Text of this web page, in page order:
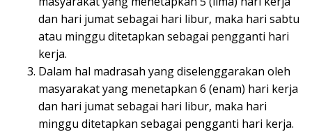
dan hari jumat sebagai hari libur, maka hari sabtu
atau minggu ditetapkan sebagai pengganti hari
kerja.
Dalam hal madrasah yang diselenggarakan oleh
masyarakat yang menetapkan 6 (enam) hari kerja
dan hari jumat sebagai hari libur, maka hari
minggu ditetapkan sebagai pengganti hari kerja.